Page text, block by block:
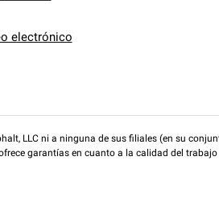
electrónico
LLC ni a ninguna de sus filiales (en su
garantías en cuanto a la calidad del